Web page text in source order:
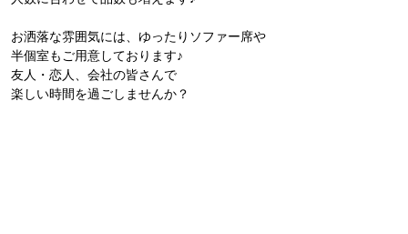
お洒落な雰囲気には、ゆったりソファー席や
半個室もご用意しております♪
友人・恋人、会社の皆さんで
楽しい時間を過ごしませんか？